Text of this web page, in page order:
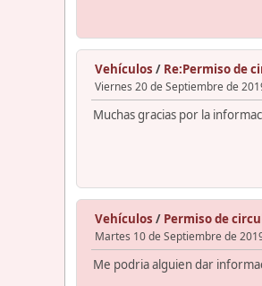
Vehículos / Re:Permiso de
Viernes 20 de Septiembre de
Muchas gracias por la
Vehículos / Permiso de
Martes 10 de Septiembre de
Me podria alguien dar